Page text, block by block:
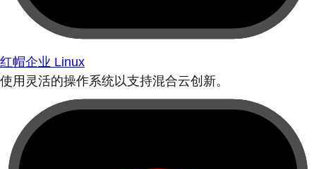
红帽企业 Linux
使用灵活的操作系统以支持混合云创新。